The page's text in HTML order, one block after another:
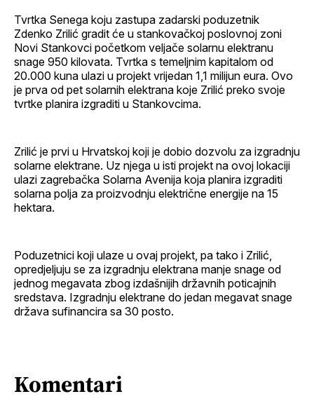
Tvrtka Senega koju zastupa zadarski poduzetnik
Zdenko Zrilić gradit će u stankovačkoj poslovnoj zoni
Novi Stankovci početkom veljače solarnu elektranu
snage 950 kilovata. Tvrtka s temeljnim kapitalom od
20.000 kuna ulazi u projekt vrijedan 1,1 milijun eura. Ovo
je prva od pet solarnih elektrana koje Zrilić preko svoje
tvrtke planira izgraditi u Stankovcima.
Zrilić je prvi u Hrvatskoj koji je dobio dozvolu za izgradnju
solarne elektrane. Uz njega u isti projekt na ovoj lokaciji
ulazi zagrebačka Solarna Avenija koja planira izgraditi
solarna polja za proizvodnju električne energije na 15
hektara.
Poduzetnici koji ulaze u ovaj projekt, pa tako i Zrilić,
opredjeljuju se za izgradnju elektrana manje snage od
jednog megavata zbog izdašnijih državnih poticajnih
sredstava. Izgradnju elektrane do jedan megavat snage
država sufinancira sa 30 posto.
Komentari